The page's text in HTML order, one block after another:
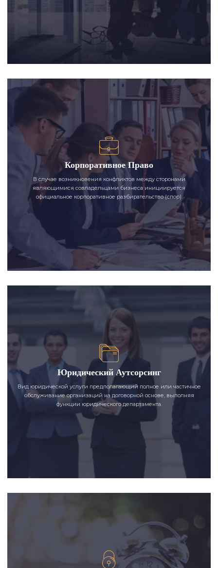
Корпоративное Право
В случае возникновения конфликтов между сторонами
являющимися совладельцами бизнеса инициируется
официальное корпоративное разбирательство (спор).
Юридический Аутсорсинг
Вид юридической услуги предполагающий полное или частичное
обслуживание организаций на договорной основе, выполняя
функции юридического департамента.